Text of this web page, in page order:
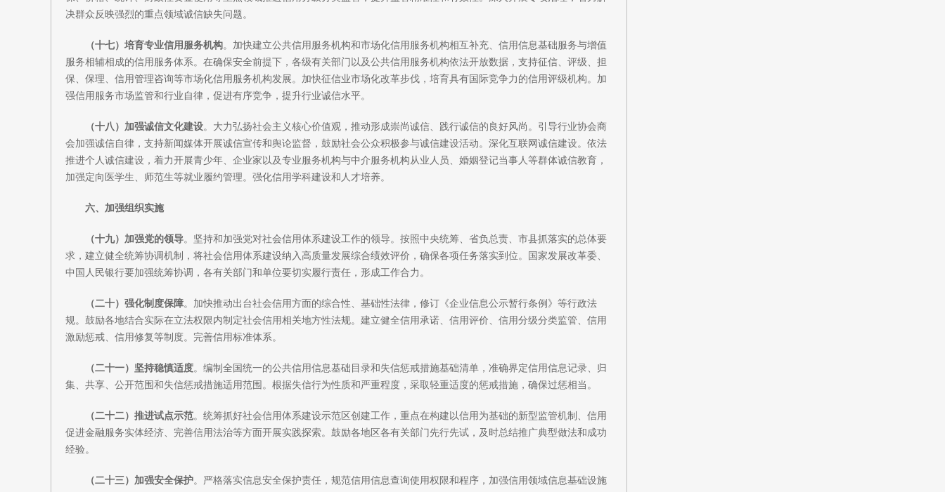
决群众反映强烈的重点领域诚信缺失问题。
（十七）培育专业信用服务机构。加快建立公共信用服务机构和市场化信用服务机构相互补充、信用信息基础服务与增值
服务相辅相成的信用服务体系。在确保安全前提下，各级有关部门以及公共信用服务机构依法开放数据，支持征信、评级、担
保、保理、信用管理咨询等市场化信用服务机构发展。加快征信业市场化改革步伐，培育具有国际竞争力的信用评级机构。加
强信用服务市场监管和行业自律，促进有序竞争，提升行业诚信水平。
（十八）加强诚信文化建设。大力弘扬社会主义核心价值观，推动形成崇尚诚信、践行诚信的良好风尚。引导行业协会商
会加强诚信自律，支持新闻媒体开展诚信宣传和舆论监督，鼓励社会公众积极参与诚信建设活动。深化互联网诚信建设。依法
推进个人诚信建设，着力开展青少年、企业家以及专业服务机构与中介服务机构从业人员、婚姻登记当事人等群体诚信教育，
加强定向医学生、师范生等就业履约管理。强化信用学科建设和人才培养。
六、加强组织实施
（十九）加强党的领导。坚持和加强党对社会信用体系建设工作的领导。按照中央统筹、省负总责、市县抓落实的总体要
求，建立健全统筹协调机制，将社会信用体系建设纳入高质量发展综合绩效评价，确保各项任务落实到位。国家发展改革委、
中国人民银行要加强统筹协调，各有关部门和单位要切实履行责任，形成工作合力。
（二十）强化制度保障。加快推动出台社会信用方面的综合性、基础性法律，修订《企业信息公示暂行条例》等行政法
规。鼓励各地结合实际在立法权限内制定社会信用相关地方性法规。建立健全信用承诺、信用评价、信用分级分类监管、信用
激励惩戒、信用修复等制度。完善信用标准体系。
（二十一）坚持稳慎适度。编制全国统一的公共信用信息基础目录和失信惩戒措施基础清单，准确界定信用信息记录、归
集、共享、公开范围和失信惩戒措施适用范围。根据失信行为性质和严重程度，采取轻重适度的惩戒措施，确保过惩相当。
（二十二）推进试点示范。统筹抓好社会信用体系建设示范区创建工作，重点在构建以信用为基础的新型监管机制、信用
促进金融服务实体经济、完善信用法治等方面开展实践探索。鼓励各地区各有关部门先行先试，及时总结推广典型做法和成功
经验。
（二十三）加强安全保护。严格落实信息安全保护责任，规范信用信息查询使用权限和程序，加强信用领域信息基础设施